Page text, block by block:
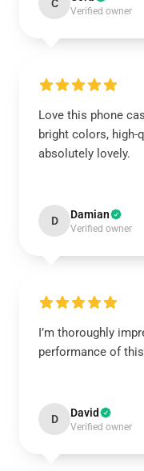
C
Verified owner
Love this phone
bright colors, high-
absolutely lovely.
D Damian
Verified owner
I’m thoroughly
performance of
D David
Verified owner